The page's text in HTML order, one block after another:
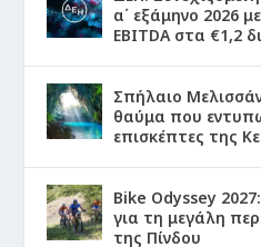
α΄ εξάμηνο 2026
EBITDA στα €1,2
Σπήλαιο
θαύμα που
επισκέπτες της
Bike Odyssey
για τη μεγάλη
της Πίνδου